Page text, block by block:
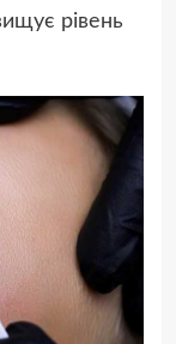
рівень